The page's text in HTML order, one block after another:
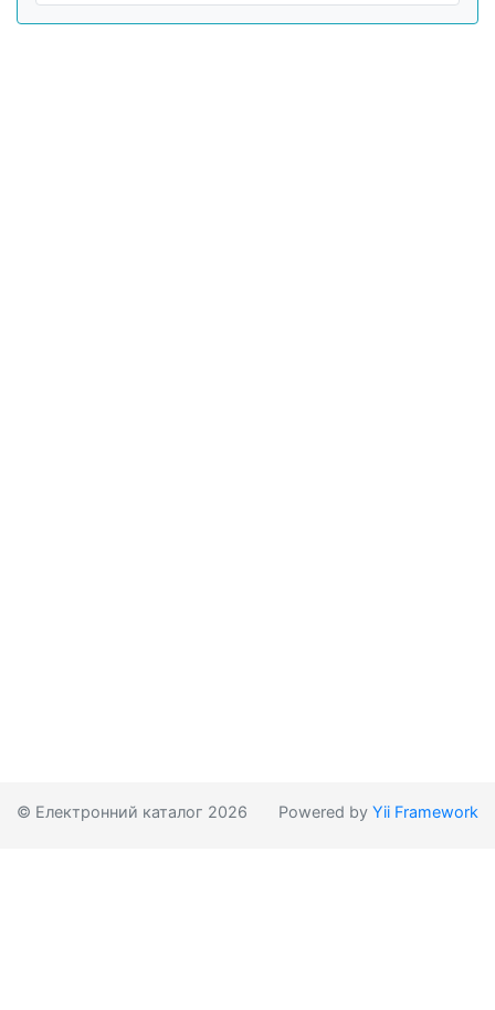
© Електронний каталог 2026 Powered by Yii Framework